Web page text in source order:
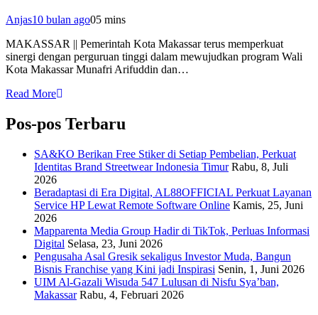
Anjas10 bulan ago05 mins
MAKASSAR || Pemerintah Kota Makassar terus memperkuat
sinergi dengan perguruan tinggi dalam mewujudkan program Wali
Kota Makassar Munafri Arifuddin dan…
Read More
Pos-pos Terbaru
SA&KO Berikan Free Stiker di Setiap Pembelian, Perkuat
Identitas Brand Streetwear Indonesia Timur Rabu, 8, Juli
2026
Beradaptasi di Era Digital, AL88OFFICIAL Perkuat Layanan
Service HP Lewat Remote Software Online Kamis, 25, Juni
2026
Mapparenta Media Group Hadir di TikTok, Perluas Informasi
Digital Selasa, 23, Juni 2026
Pengusaha Asal Gresik sekaligus Investor Muda, Bangun
Bisnis Franchise yang Kini jadi Inspirasi Senin, 1, Juni 2026
UIM Al-Gazali Wisuda 547 Lulusan di Nisfu Sya’ban,
Makassar Rabu, 4, Februari 2026